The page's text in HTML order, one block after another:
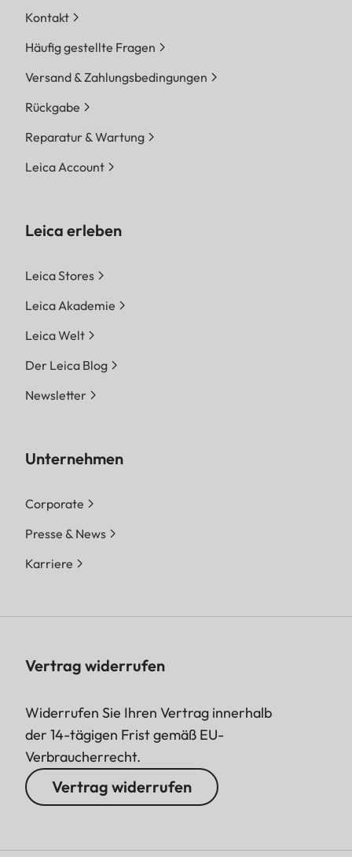
Kontakt
Häufig gestellte Fragen
Versand & Zahlungsbedingungen
Rückgabe
Reparatur & Wartung
Leica Account
Leica erleben
Leica Stores
Leica Akademie
Leica Welt
Der Leica Blog
Newsletter
Unternehmen
Corporate
Presse & News
Karriere
Vertrag widerrufen
Widerrufen Sie Ihren Vertrag innerhalb
der 14-tägigen Frist gemäß EU-
Verbraucherrecht.
Vertrag widerrufen